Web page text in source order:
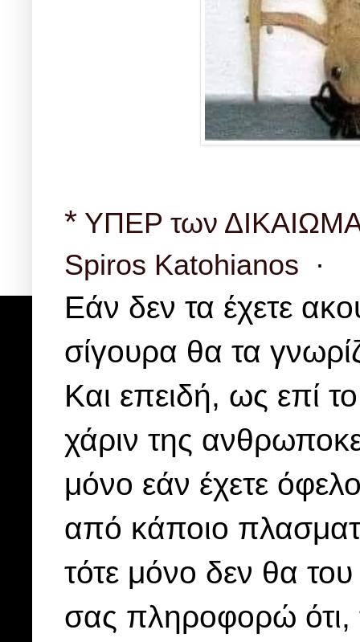
* ΥΠΕΡ των
Spiros Katohianos
·
Εάν δεν τα έχετε
σίγουρα θα τα
Και επειδή, ως επί
χάριν της
μόνο εάν έχετε
από κάποιο
τότε μόνο δεν θα
σας πληροφορώ ότι,